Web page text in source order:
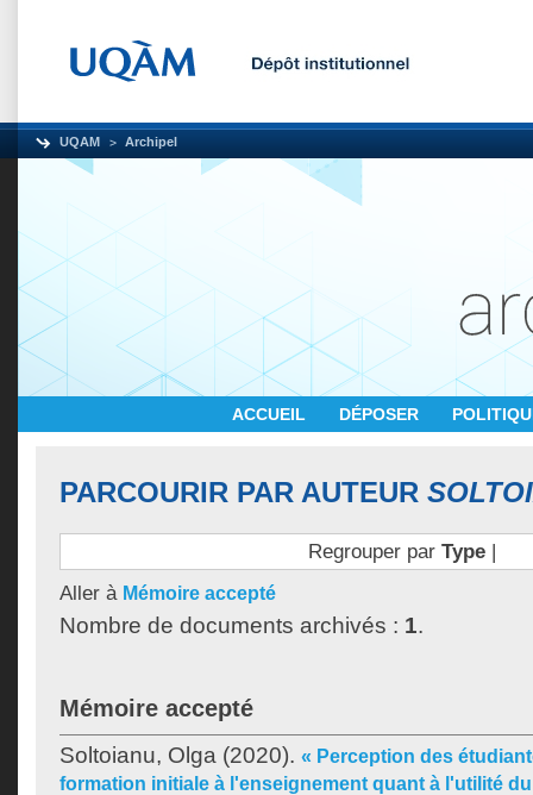
UQAM Archipel
ACCUEIL DÉPOSER
PARCOURIR PAR AUTEUR
Regrouper par Type|
Aller à Mémoire accepté
Nombre de documents archivés : 1.
Mémoire accepté
Soltoianu, Olga (2020). « Perception des
formation initiale à l'enseignement quant à l'utilité